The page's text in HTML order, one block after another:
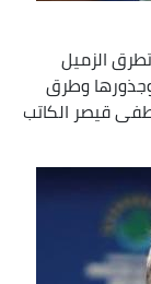
الزميل
وجذورها وطرق
قيصر الكاتب